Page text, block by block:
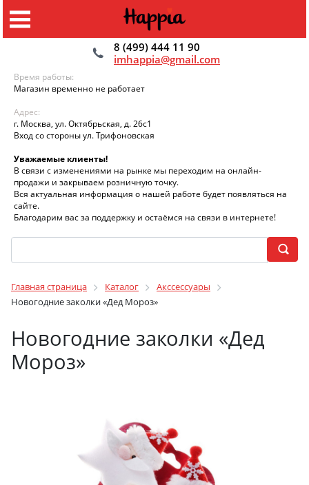
8 (499) 444 11 90
imhappia@gmail.com
Время работы:
Магазин временно не работает
Адрес:
г. Москва, ул. Октябрьская, д. 26с1
Вход со стороны ул. Трифоновская
Уважаемые клиенты!
В связи с изменениями на рынке мы переходим на онлайн-
продажи и закрываем розничную точку.
Вся актуальная информация о нашей работе будет появляться на
сайте.
Благодарим вас за поддержку и остаёмся на связи в интернете!
Главная страница Каталог
Акссессуары
Новогодние заколки «Дед Мороз»
Новогодние заколки «Дед
Мороз»